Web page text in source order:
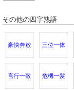
その他の四字熟語
豪快奔放 三位一体
言行一致 危機一髪